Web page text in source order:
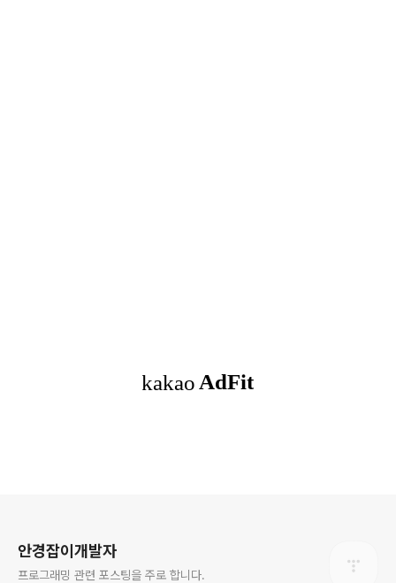
안경잡이개발자
프로그래밍 관련 포스팅을 주로 합니다.